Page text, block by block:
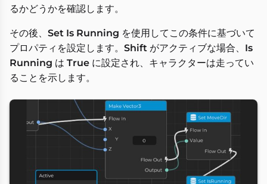
るかどうかを確認します。
その後、 Set Is Running を使用してこの条件に基づいて
プロパティを設定します。 Shift がアクティブな場合、 Is
Running は True に設定され、キャラクターは走ってい
ることを示します。